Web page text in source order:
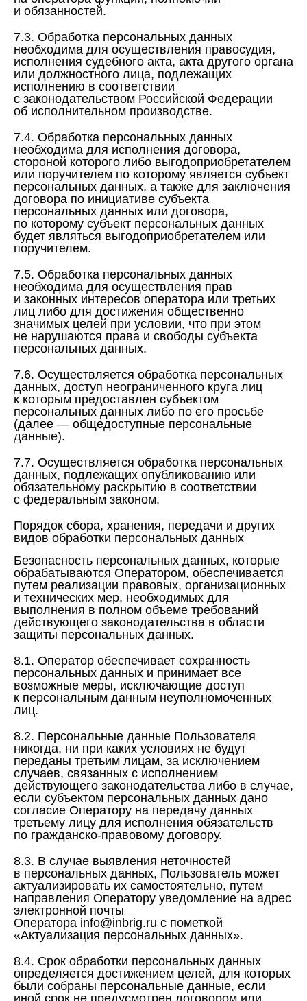
и обязанностей.
7.3. Обработка персональных данных
необходима для осуществления правосудия,
исполнения судебного акта, акта другого органа
или должностного лица, подлежащих
исполнению в соответствии
с законодательством Российской Федерации
об исполнительном производстве.
7.4. Обработка персональных данных
необходима для исполнения договора,
стороной которого либо выгодоприобретателем
или поручителем по которому является субъект
персональных данных, а также для заключения
договора по инициативе субъекта
персональных данных или договора,
по которому субъект персональных данных
будет являться выгодоприобретателем или
поручителем.
7.5. Обработка персональных данных
необходима для осуществления прав
и законных интересов оператора или третьих
лиц либо для достижения общественно
значимых целей при условии, что при этом
не нарушаются права и свободы субъекта
персональных данных.
7.6. Осуществляется обработка персональных
данных, доступ неограниченного круга лиц
к которым предоставлен субъектом
персональных данных либо по его просьбе
(далее — общедоступные персональные
данные).
7.7. Осуществляется обработка персональных
данных, подлежащих опубликованию или
обязательному раскрытию в соответствии
с федеральным законом.
Порядок сбора, хранения, передачи и других
видов обработки персональных данных
Безопасность персональных данных, которые
обрабатываются Оператором, обеспечивается
путем реализации правовых, организационных
и технических мер, необходимых для
выполнения в полном объеме требований
действующего законодательства в области
защиты персональных данных.
8.1. Оператор обеспечивает сохранность
персональных данных и принимает все
возможные меры, исключающие доступ
к персональным данным неуполномоченных
лиц.
8.2. Персональные данные Пользователя
никогда, ни при каких условиях не будут
переданы третьим лицам, за исключением
случаев, связанных с исполнением
действующего законодательства либо в случае,
если субъектом персональных данных дано
согласие Оператору на передачу данных
третьему лицу для исполнения обязательств
по гражданско-правовому договору.
8.3. В случае выявления неточностей
в персональных данных, Пользователь может
актуализировать их самостоятельно, путем
направления Оператору уведомление на адрес
электронной почты
Оператора info@inbrig.ru с пометкой
«Актуализация персональных данных».
8.4. Срок обработки персональных данных
определяется достижением целей, для которых
были собраны персональные данные, если
иной срок не предусмотрен договором или